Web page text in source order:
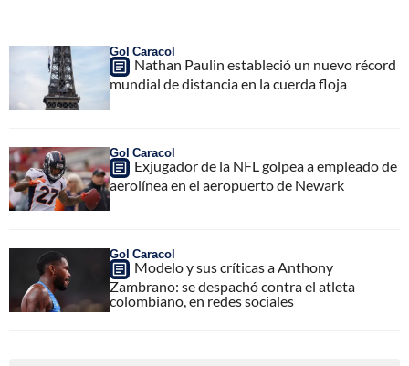
Gol Caracol
Nathan Paulin estableció un nuevo récord
mundial de distancia en la cuerda floja
Gol Caracol
Exjugador de la NFL golpea a empleado de
aerolínea en el aeropuerto de Newark
Gol Caracol
Modelo y sus críticas a Anthony
Zambrano: se despachó contra el atleta
colombiano, en redes sociales